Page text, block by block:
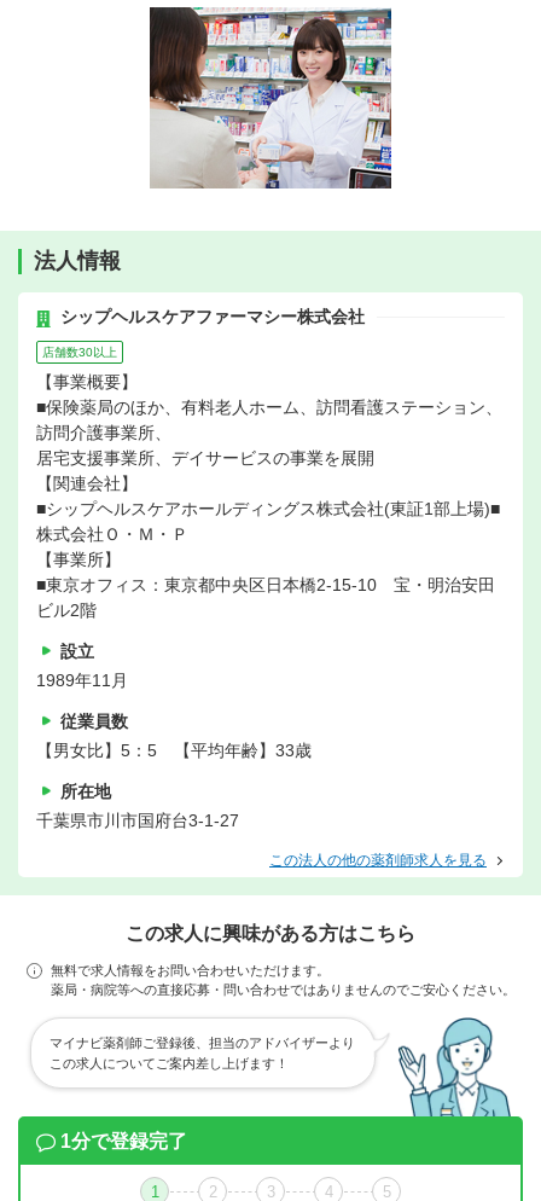
法人情報
シップヘルスケアファーマシー株式会社
店舗数30以上
【事業概要】
■保険薬局のほか、有料老人ホーム、訪問看護ステーション、
訪問介護事業所、
居宅支援事業所、デイサービスの事業を展開
【関連会社】
■シップヘルスケアホールディングス株式会社(東証1部上場)■
株式会社Ｏ・Ｍ・Ｐ
【事業所】
■東京オフィス：東京都中央区日本橋2-15-10 宝・明治安田
ビル2階
設立
1989年11月
従業員数
【男女比】5：5 【平均年齢】33歳
所在地
千葉県市川市国府台3-1-27
この法人の他の薬剤師求人を見る
この求人に興味がある方はこちら
無料で求人情報をお問い合わせいただけます。
薬局・病院等への直接応募・問い合わせではありませんのでご安心ください。
マイナビ薬剤師ご登録後、担当のアドバイザーより
この求人についてご案内差し上げます！
1分で登録完了
1 2 3 4 5